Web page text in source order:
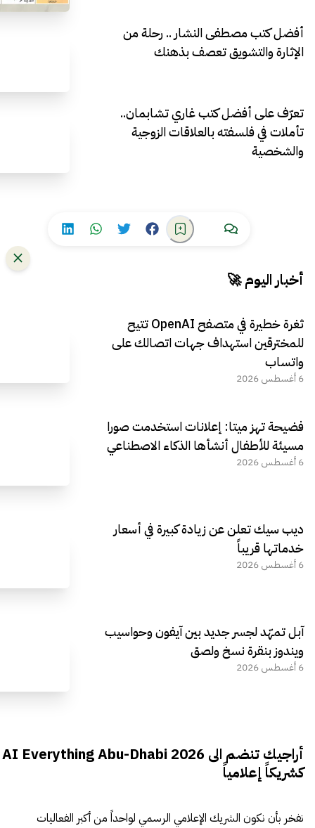
أفضل كتب مصطفى النشار .. رحلة من
الإثارة والتشويق تعصف بذهنك
تعرّف على أفضل كتب غاري تشابمان..
تأملات في فلسفته بالعلاقات الزوجية
والشخصية
أخبار اليوم 🚀
ثغرة خطيرة في متصفح OpenAI تتيح
للمخترقين استهداف جهات اتصالك على
واتساب
6 أغسطس 2026
فضيحة تهز ميتا: إعلانات استخدمت صورا
مسيئة للأطفال أنشأها الذكاء الاصطناعي
6 أغسطس 2026
ديب سيك تعلن عن زيادة كبيرة في أسعار
خدماتها قريباً
6 أغسطس 2026
آبل تمهّد لجسر جديد بين آيفون وحواسيب
ويندوز بنقرة نسخ ولصق
6 أغسطس 2026
أراجيك تنضم الى AI Everything Abu-Dhabi 2026
كشريكاً إعلامياً
نفخر بأن نكون الشريك الإعلامي الرسمي لواحداً من أكبر الفعاليات